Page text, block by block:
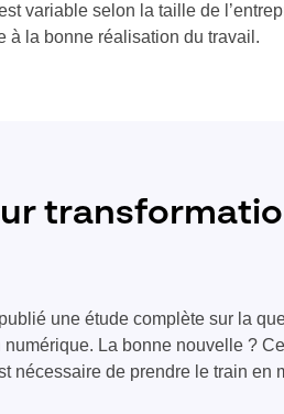
variable selon la taille de
à la bonne réalisation du travail.
une étude complète sur la
La bonne nouvelle ?
nécessaire de prendre le train en